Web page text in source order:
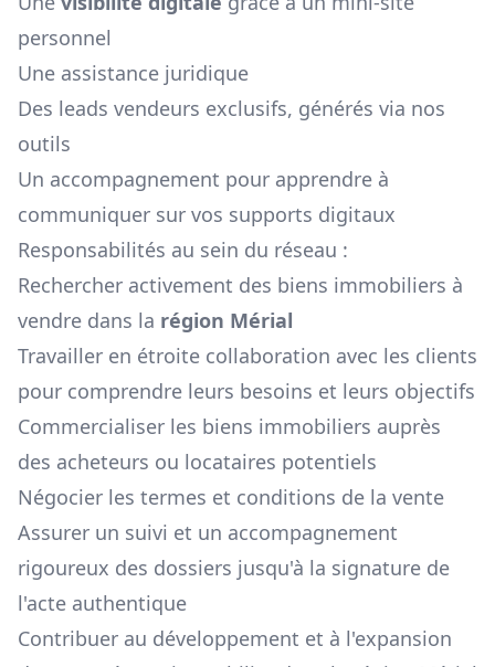
personnel
Une assistance juridique
Des leads vendeurs exclusifs, générés via nos
outils
Un accompagnement pour apprendre à
communiquer sur vos supports digitaux
Responsabilités au sein du réseau :
Rechercher activement des biens immobiliers à
vendre dans la région Mérial
Travailler en étroite collaboration avec les clients
pour comprendre leurs besoins et leurs objectifs
Commercialiser les biens immobiliers auprès
des acheteurs ou locataires potentiels
Négocier les termes et conditions de la vente
Assurer un suivi et un accompagnement
rigoureux des dossiers jusqu'à la signature de
l'acte authentique
Contribuer au développement et à l'expansion